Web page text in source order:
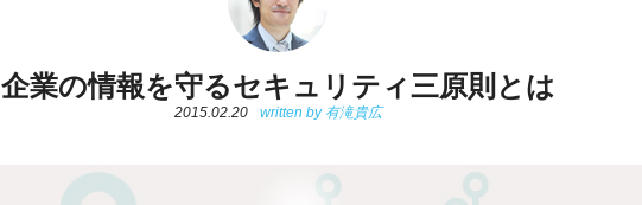
企業の情報を守るセキュリティ三原則とは
2015.02.20